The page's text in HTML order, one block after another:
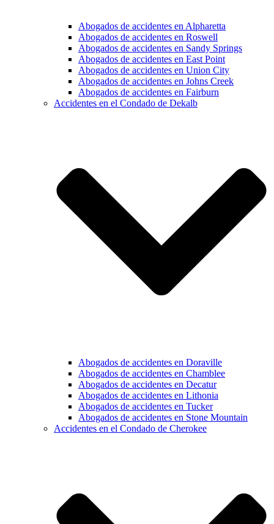
Abogados de accidentes en Alpharetta
Abogados de accidentes en Roswell
Abogados de accidentes en Sandy Springs
Abogados de accidentes en East Point
Abogados de accidentes en Union City
Abogados de accidentes en Johns Creek
Abogados de accidentes en Fairburn
Accidentes en el Condado de Dekalb
Abogados de accidentes en Doraville
Abogados de accidentes en Chamblee
Abogados de accidentes en Decatur
Abogados de accidentes en Lithonia
Abogados de accidentes en Tucker
Abogados de accidentes en Stone Mountain
Accidentes en el Condado de Cherokee